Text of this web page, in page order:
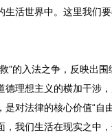
活世界中。这里我们要
”的入法之争，反映出
理想主义的横加干涉
对法律的核心价值“自
我们生活在现实之中